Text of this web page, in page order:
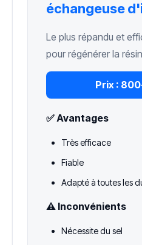
échangeuse
Le plus répandu et
pour régénérer la
Prix :
✅ Avantages
Très efficace
Fiable
Adapté à toutes les
⚠️ Inconvénients
Nécessite du sel